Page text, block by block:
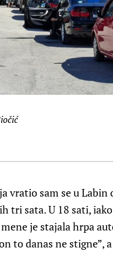
vratio sam se u Labin
tri sata. U 18 sati,
je stajala hrpa
to danas ne stigne”,